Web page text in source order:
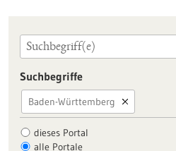
Suchbegriffe
Baden-Württemberg
dieses Portal
alle Portale